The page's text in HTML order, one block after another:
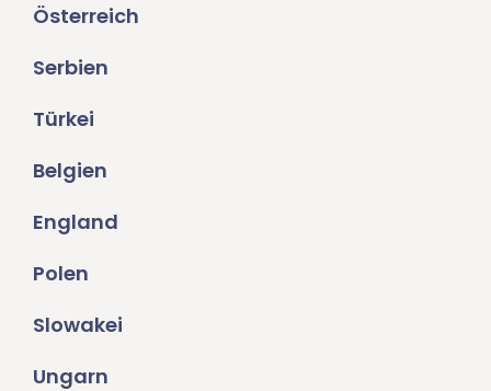
Österreich
Serbien
Türkei
Belgien
England
Polen
Slowakei
Ungarn